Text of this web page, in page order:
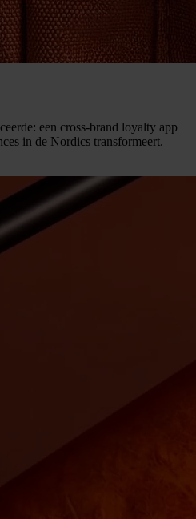
een cross-brand loyalty app
in de Nordics transformeert.